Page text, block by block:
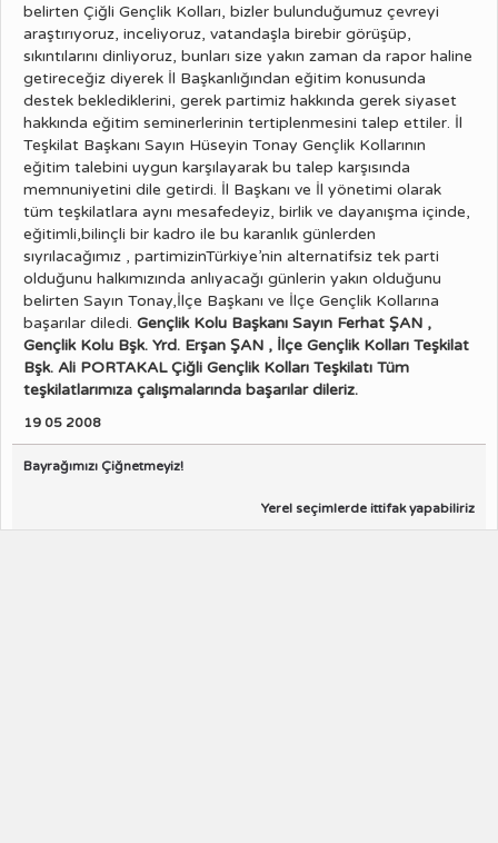
belirten Çiğli Gençlik Kolları, bizler bulunduğumuz çevreyi
araştırıyoruz, inceliyoruz, vatandaşla birebir görüşüp,
sıkıntılarını dinliyoruz, bunları size yakın zaman da rapor haline
getireceğiz diyerek İl Başkanlığından eğitim konusunda
destek beklediklerini, gerek partimiz hakkında gerek siyaset
hakkında eğitim seminerlerinin tertiplenmesini talep ettiler. İl
Teşkilat Başkanı Sayın Hüseyin Tonay Gençlik Kollarının
eğitim talebini uygun karşılayarak bu talep karşısında
memnuniyetini dile getirdi. İl Başkanı ve İl yönetimi olarak
tüm teşkilatlara aynı mesafedeyiz, birlik ve dayanışma içinde,
eğitimli,bilinçli bir kadro ile bu karanlık günlerden
sıyrılacağımız , partimizinTürkiye’nin alternatifsiz tek parti
olduğunu halkımızında anlıyacağı günlerin yakın olduğunu
belirten Sayın Tonay,İlçe Başkanı ve İlçe Gençlik Kollarına
başarılar diledi. Gençlik Kolu Başkanı Sayın Ferhat ŞAN ,
Gençlik Kolu Bşk. Yrd. Erşan ŞAN , İlçe Gençlik Kolları Teşkilat
Bşk. Ali PORTAKAL Çiğli Gençlik Kolları Teşkilatı Tüm
teşkilatlarımıza çalışmalarında başarılar dileriz.
19 05 2008
Bayrağımızı Çiğnetmeyiz!
Yerel seçimlerde ittifak yapabiliriz